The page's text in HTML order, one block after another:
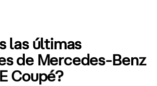
las últimas
de Mercedes-Benz
Coupé?